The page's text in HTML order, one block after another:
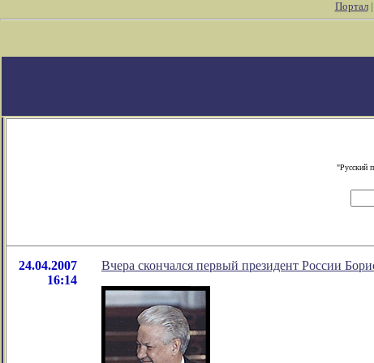
Портал|
"Русский
24.04.2007
16:14
Вчера скончался первый президент России